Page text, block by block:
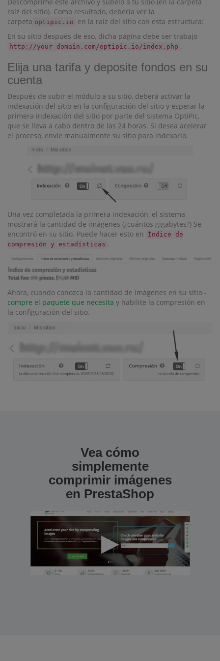
raíz del sitio). Como resultado, debería ver la
carpeta optipic.io
en la raíz del sitio con esta estructura:
En su sitio después de eso, dicha página debe ser trabajo
http://your-domain.com/optipic.io/index.php .
Elija una tarifa y deposite fondos en su
cuenta
Después de subir el módulo a su sitio, deberá activar la
indexación del sitio en la configuración del sitio y esperar la
primera indexación del sitio por parte del sistema OptiPic,
que se lleva a cabo dentro de las 24 horas. Si desea acelerar
el proceso, envíe manualmente su sitio para indexarlo.
Una vez completada la primera indexación, el sistema
mostrará la cantidad de imágenes (¿cuántos gigabytes?) Se
encontró en su sitio. Puede hacer esto en
Índice de
compresión y estadísticas .
Ahora, cuando conozca la cantidad de imágenes en su sitio -
compre el paquete que necesita y habilite la compresión en
la configuración del sitio.
Vea cómo
simplemente
comprimir imágenes
en PrestaShop